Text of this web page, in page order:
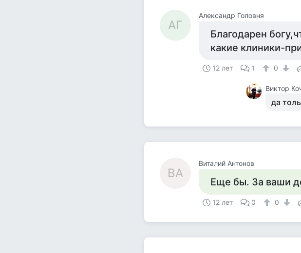
АГ
Александр Головня
Благодарен
какие клиники-
12 лет 1 0
Виктор
да
ВА
Виталий Антонов
Еще бы. За ваши
12 лет 0 0